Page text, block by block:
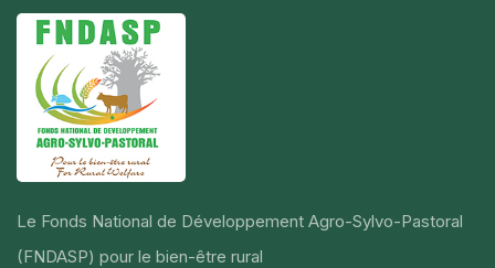
Le Fonds National de Développement Agro-Sylvo-Pastoral
(FNDASP) pour le bien-être rural